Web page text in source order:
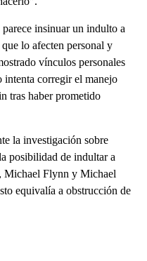
insinuar un indulto a
lo afecten personal y
vínculos personales
corregir el manejo
tras haber prometido
la investigación sobre
posibilidad de indultar a
Michael Flynn y Michael
equivalía a obstrucción de